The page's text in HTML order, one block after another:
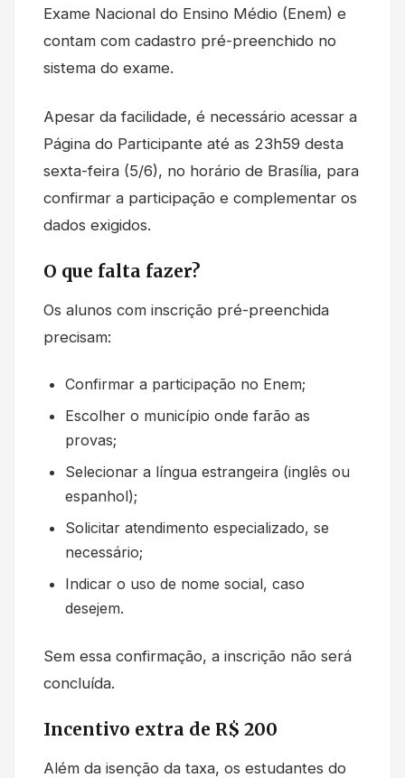
Exame Nacional do Ensino Médio (Enem) e
contam com cadastro pré-preenchido no
sistema do exame.
Apesar da facilidade, é necessário acessar a
Página do Participante até as 23h59 desta
sexta-feira (5/6), no horário de Brasília, para
confirmar a participação e complementar os
dados exigidos.
O que falta fazer?
Os alunos com inscrição pré-preenchida
precisam:
Confirmar a participação no Enem;
Escolher o município onde farão as
provas;
Selecionar a língua estrangeira (inglês ou
espanhol);
Solicitar atendimento especializado, se
necessário;
Indicar o uso de nome social, caso
desejem.
Sem essa confirmação, a inscrição não será
concluída.
Incentivo extra de R$ 200
Além da isenção da taxa, os estudantes do